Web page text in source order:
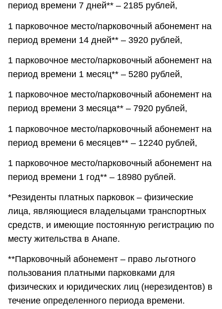
период времени 7 дней** – 2185 рублей,
1 парковочное место/парковочный абонемент на
период времени 14 дней** – 3920 рублей,
1 парковочное место/парковочный абонемент на
период времени 1 месяц** – 5280 рублей,
1 парковочное место/парковочный абонемент на
период времени 3 месяца** – 7920 рублей,
1 парковочное место/парковочный абонемент на
период времени 6 месяцев** – 12240 рублей,
1 парковочное место/парковочный абонемент на
период времени 1 год** – 18980 рублей.
*Резиденты платных парковок – физические
лица, являющиеся владельцами транспортных
средств, и имеющие постоянную регистрацию по
месту жительства в Анапе.
**Парковочный абонемент – право льготного
пользования платными парковками для
физических и юридических лиц (нерезидентов) в
течение определенного периода времени.